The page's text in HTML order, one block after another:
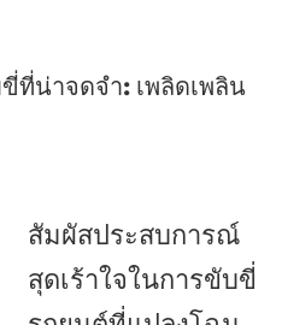
น่าจดจำ: เพลิดเพลิน
สัมผัสประสบการณ์
สุดเร้าใจในการขับขี่